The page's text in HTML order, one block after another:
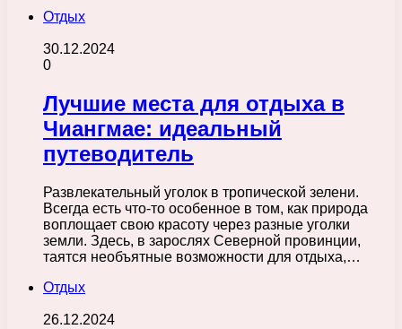
Отдых
30.12.2024
0
Лучшие места для отдыха в
Чиангмае: идеальный
путеводитель
Развлекательный уголок в тропической зелени.
Всегда есть что-то особенное в том, как природа
воплощает свою красоту через разные уголки
земли. Здесь, в зарослях Северной провинции,
таятся необъятные возможности для отдыха,…
Отдых
26.12.2024